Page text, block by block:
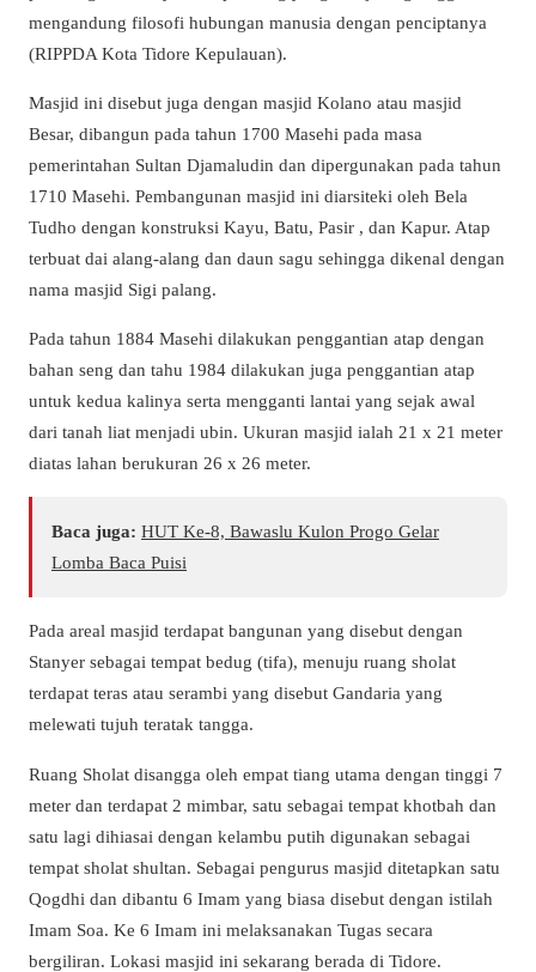
mengandung filosofi hubungan manusia dengan penciptanya
(RIPPDA Kota Tidore Kepulauan).
Masjid ini disebut juga dengan masjid Kolano atau masjid
Besar, dibangun pada tahun 1700 Masehi pada masa
pemerintahan Sultan Djamaludin dan dipergunakan pada tahun
1710 Masehi. Pembangunan masjid ini diarsiteki oleh Bela
Tudho dengan konstruksi Kayu, Batu, Pasir , dan Kapur. Atap
terbuat dai alang-alang dan daun sagu sehingga dikenal dengan
nama masjid Sigi palang.
Pada tahun 1884 Masehi dilakukan penggantian atap dengan
bahan seng dan tahu 1984 dilakukan juga penggantian atap
untuk kedua kalinya serta mengganti lantai yang sejak awal
dari tanah liat menjadi ubin. Ukuran masjid ialah 21 x 21 meter
diatas lahan berukuran 26 x 26 meter.
Baca juga: HUT Ke-8, Bawaslu Kulon Progo Gelar
Lomba Baca Puisi
Pada areal masjid terdapat bangunan yang disebut dengan
Stanyer sebagai tempat bedug (tifa), menuju ruang sholat
terdapat teras atau serambi yang disebut Gandaria yang
melewati tujuh teratak tangga.
Ruang Sholat disangga oleh empat tiang utama dengan tinggi 7
meter dan terdapat 2 mimbar, satu sebagai tempat khotbah dan
satu lagi dihiasai dengan kelambu putih digunakan sebagai
tempat sholat shultan. Sebagai pengurus masjid ditetapkan satu
Qogdhi dan dibantu 6 Imam yang biasa disebut dengan istilah
Imam Soa. Ke 6 Imam ini melaksanakan Tugas secara
bergiliran. Lokasi masjid ini sekarang berada di Tidore.